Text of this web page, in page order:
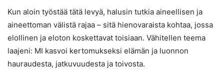
Kun aloin työstää tätä levyä, halusin tutkia aineellisen ja
aineettoman välistä rajaa – sitä hienovaraista kohtaa, jossa
elollinen ja eloton koskettavat toisiaan. Vähitellen teema
laajeni: MI kasvoi kertomukseksi elämän ja luonnon
hauraudesta, jatkuvuudesta ja toivosta.